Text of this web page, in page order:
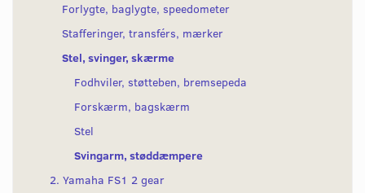
Forlygte, baglygte, speedometer
Stafferinger, transférs, mærker
Stel, svinger, skærme
Fodhviler, støtteben, bremsepeda
Forskærm, bagskærm
Stel
Svingarm, støddæmpere
2. Yamaha FS1 2 gear